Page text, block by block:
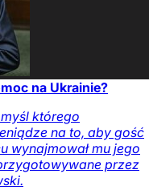
na Ukrainie?
którego
na to, aby gość
wynajmował mu jego
przez